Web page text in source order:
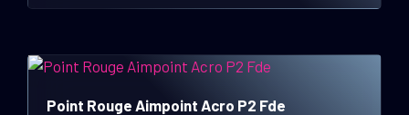
Point Rouge Aimpoint Acro P2 Fde